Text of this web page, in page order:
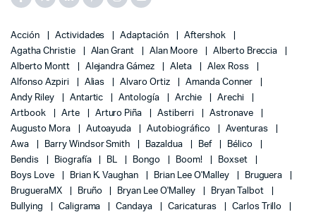
Acción Actividades Adaptación
Aftershok
Agatha Christie
Alan Grant Alan Moore
Alberto Breccia
Alberto Montt
Alejandra Gámez Aleta
Alex Ross
Alfonso Azpiri
Alias Alvaro Ortiz
Amanda Conner
Andy Riley
Antartic Antología Archie
Arechi
Artbook
Arte Arturo Piña Astiberri
Astronave
Augusto Mora
Autoayuda Autobiográfico
Aventuras
Awa
Barry Windsor Smith Bazaldua Bef
Bélico
Bendis
Biografía BL Bongo Boom!
Boxset
Boys Love
Brian K. Vaughan Brian Lee O'Malley
Bruguera
BrugueraMX
Bruño Bryan Lee O'Malley
Bryan Talbot
Bullying
Caligrama Candaya Caricaturas
Carlos Trillo